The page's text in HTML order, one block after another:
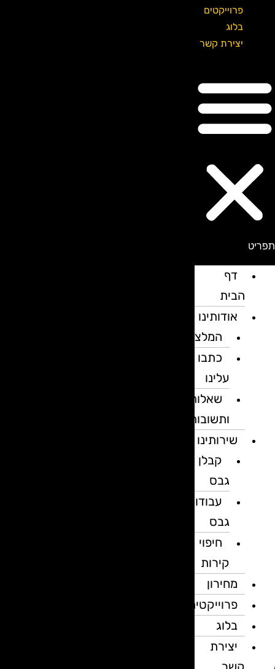
פרוייקטים
בלוג
יצירת קשר
דף
הבית
אודותינו
המלצות
כתבו
עלינו
שאלות
ותשובות
שירותינו
קבלן
גבס
עבודות
גבס
חיפוי
קירות
מחירון
פרוייקטים
בלוג
יצירת